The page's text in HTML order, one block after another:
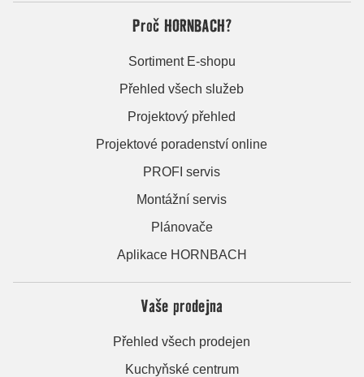
Proč HORNBACH?
Sortiment E-shopu
Přehled všech služeb
Projektový přehled
Projektové poradenství online
PROFI servis
Montážní servis
Plánovače
Aplikace HORNBACH
Vaše prodejna
Přehled všech prodejen
Kuchyňské centrum